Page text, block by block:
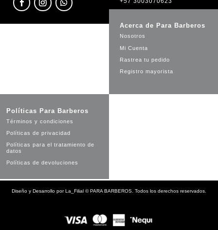
Acerca de Para Barberos
Nosotros
Mi Cuenta
Rastrea tu pedido
Registro mayorista
Políticas Para Barberos
Términos y condiciones
Políticas de privacidad
Políticas para el tratamiento de
datos
Políticas de devoluciones
Diseño y Desarrollo porLa_Filial ©PARA BARBEROS. Todos los derechos reservados.